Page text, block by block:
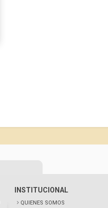
INSTITUCIONAL
QUIENES SOMOS